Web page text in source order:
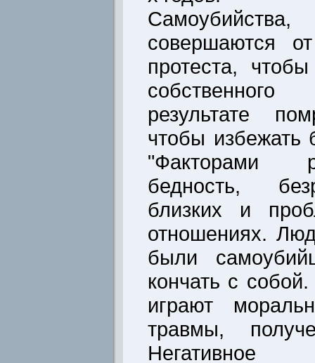
совершаются
протеста,
результате
чтобы избежать
"Факторами
бедность,
близких и
отношениях.
были
кончать с
играют
травмы,
Негативное